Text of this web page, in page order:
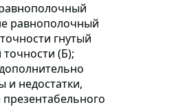
равнополочный
гнутый
(Б);
и недостатки,